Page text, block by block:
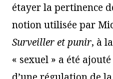
étayer la pertinence
notion utilisée par
Surveiller et punir, à
« sexuel » a été